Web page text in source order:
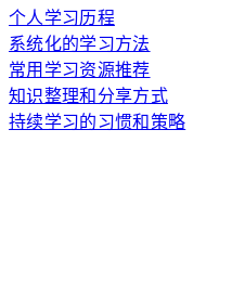
个人学习历程
系统化的学习方法
常用学习资源推荐
知识整理和分享方式
持续学习的习惯和策略